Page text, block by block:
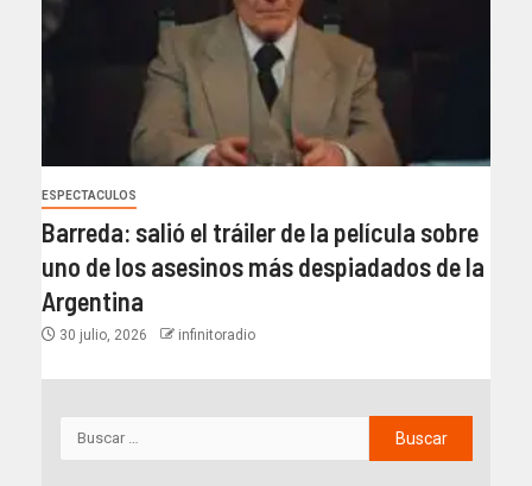
ESPECTACULOS
Barreda: salió el tráiler de la película sobre
uno de los asesinos más despiadados de la
Argentina
30 julio, 2026 infinitoradio